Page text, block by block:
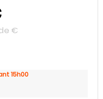
€
15h00